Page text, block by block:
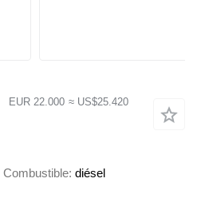
EUR 22.000 ≈ US$25.420
Combustible diésel